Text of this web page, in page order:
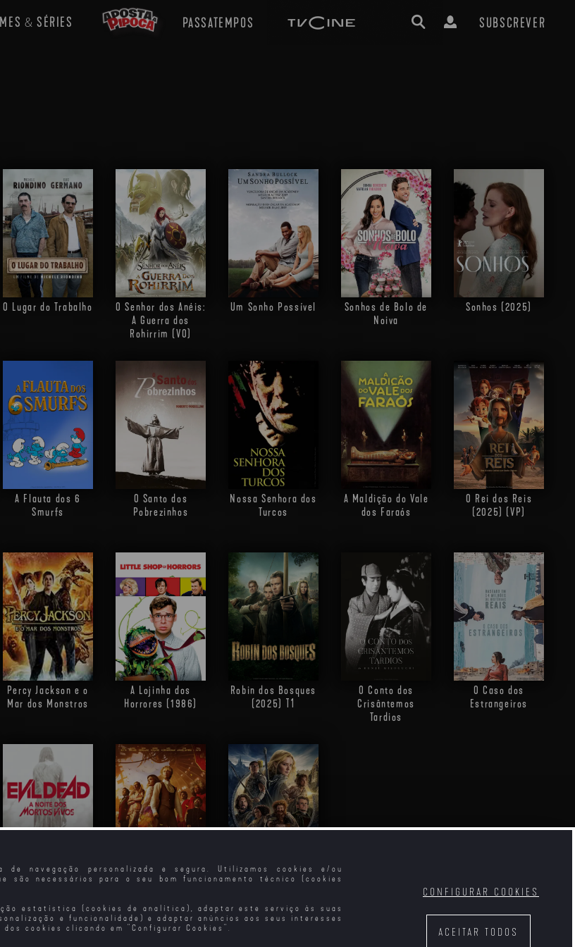
de navegação personalizada e segura. Utilizamos cookies e/ou
são necessários para o seu bom funcionamento técnico (cookies
estatística (cookies de analítica), adaptar este serviço às suas
e funcionalidade) e adaptar anúncios aos seus interesses
cookies clicando em " Configurar Cookies ". ACEITAR TODOS
CONFIGURAR COOKIES
& SÉRIES PASSATEMPOS SUBSCREVER
O Lugar do Trabalho
O Senhor dos Anéis:
A Guerra dos
Rohirrim (VO)
Um Sonho Possível
Sonhos de Bolo de
Noiva
Sonhos (2025)
A Flauta dos 6
Smurfs
O Santo dos
Pobrezinhos
Nossa Senhora dos
Turcos
A Maldição do Vale
dos Faraós
O Rei dos Reis
(2025) (VP)
Percy Jackson e o
Mar dos Monstros
A Lojinha dos
Horrores (1986)
Robin dos Bosques
(2025) T1
O Conto dos
Crisântemos
Tardios
O Caso dos
Estrangeiros
A Noite dos
(2013)
The Hunger Games:
Pássaros e das
Serpentes
O Senhor dos Anéis:
T1